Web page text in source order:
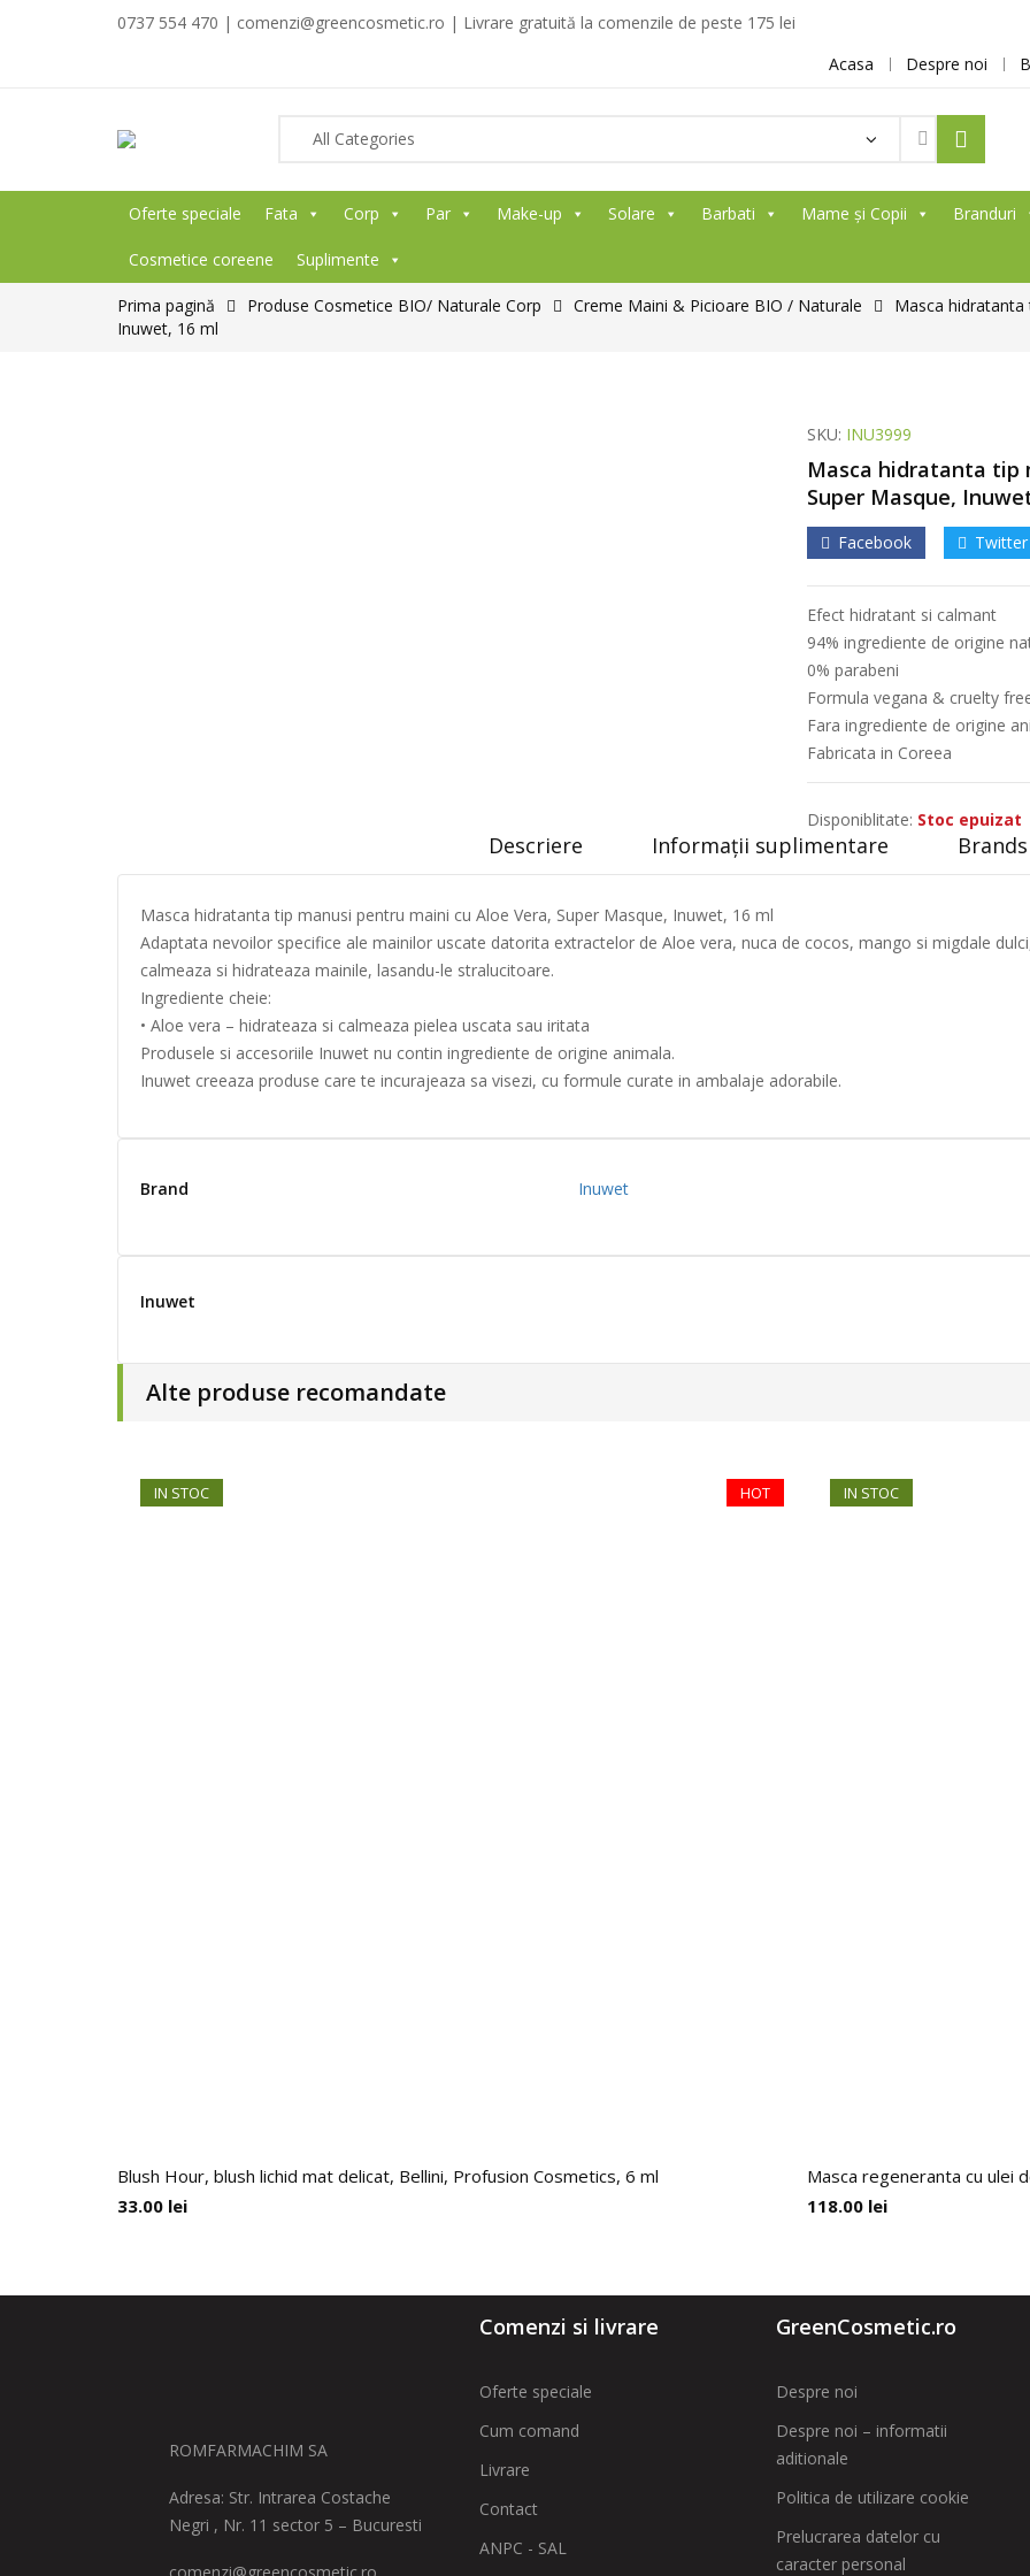
0737 554 470 | comenzi@greencosmetic.ro | Livrare gratuită la comenzile de peste 175 lei
Acasa
Despre noi
Oferte speciale Fata Corp Par Make-up Solare Barbati Mame și Copii Branduri
Cosmetice coreene Suplimente
Prima pagină Produse Cosmetice BIO/ Naturale Corp Creme Maini & Picioare BIO / Naturale
Masca hidratanta
Inuwet, 16 ml
SKU: INU3999
Masca hidratanta tip
Super Masque,
Facebook Twitter
Efect hidratant si calmant
94% ingrediente de origine
0% parabeni
Formula vegana & cruelty
Fara ingrediente de origine
Fabricata in Coreea
Disponiblitate: Stoc epuizat
Descriere Informații suplimentare
Masca hidratanta tip manusi pentru maini cu Aloe Vera, Super Masque, Inuwet, 16 ml
Adaptata nevoilor specifice ale mainilor uscate datorita extractelor de Aloe vera, nuca de cocos, mango si migdale
calmeaza si hidrateaza mainile, lasandu-le stralucitoare.
Ingrediente cheie:
• Aloe vera – hidrateaza si calmeaza pielea uscata sau iritata
Produsele si accesoriile Inuwet nu contin ingrediente de origine animala.
Inuwet creeaza produse care te incurajeaza sa visezi, cu formule curate in ambalaje adorabile.
Brand Inuwet
Inuwet
Alte produse recomandate
HOT
IN STOC
Blush Hour, blush lichid mat delicat, Bellini, Profusion Cosmetics, 6 ml
33.00 lei
IN STOC
Masca regeneranta cu ulei
118.00 lei
ROMFARMACHIM SA
Adresa: Str. Intrarea Costache
Negri , Nr. 11 sector 5 – Bucuresti
Comenzi si livrare
Oferte speciale
Cum comand
Livrare
Contact
ANPC - SAL
GreenCosmetic.ro
Despre noi
Despre noi – informatii
aditionale
Politica de utilizare cookie
Prelucrarea datelor cu
caracter personal